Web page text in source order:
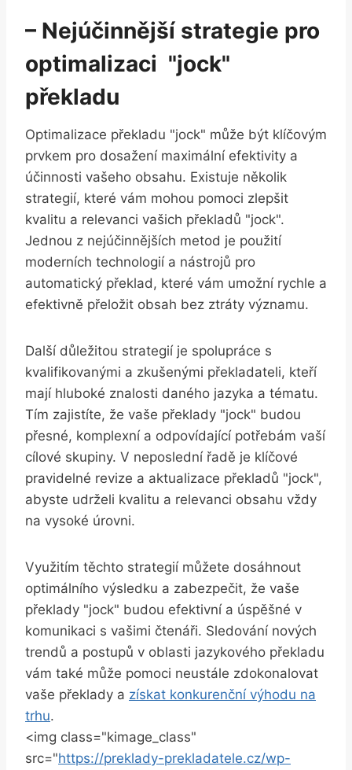
– Nejúčinnější strategie pro
optimalizaci ​ "jock"
překladu
Optimalizace překladu "jock" může‍ být klíčovým
prvkem pro‍ dosažení maximální efektivity a
účinnosti vašeho​ obsahu. Existuje několik
strategií, ​které‍ vám mohou pomoci zlepšit
kvalitu a ​relevanci vašich překladů "jock".⁤
Jednou z ⁤nejúčinnějších metod⁣ je ‌použití
moderních technologií⁢ a nástrojů⁤ pro ​
automatický ⁣překlad, které ‍vám umožní rychle a
efektivně přeložit‌ obsah bez ztráty⁢ významu.
Další důležitou strategií je spolupráce ⁢s‌
kvalifikovanými ‌a zkušenými⁤ překladateli,​ kteří
mají hluboké znalosti daného jazyka a tématu.
Tím zajistíte, že vaše překlady "jock" budou
přesné, komplexní⁤ a odpovídající potřebám vaší
cílové skupiny. V ‌neposlední řadě je klíčové
pravidelné revize ​a aktualizace překladů "jock",
abyste udrželi⁤ kvalitu a relevanci obsahu⁢ vždy​
na vysoké úrovni.
Využitím​ těchto ⁣strategií můžete dosáhnout
optimálního výsledku a zabezpečit, že vaše‍
překlady "jock" budou efektivní⁣ a úspěšné v
komunikaci s‌ vašimi čtenáři. Sledování nových
trendů a postupů​ v oblasti jazykového překladu
vám také⁤ může pomoci neustále zdokonalovat
vaše⁣ překlady a‍ získat konkurenční⁤ výhodu na
trhu.
<img class="kimage_class" ‍
src="https://preklady-prekladatele.cz/wp-